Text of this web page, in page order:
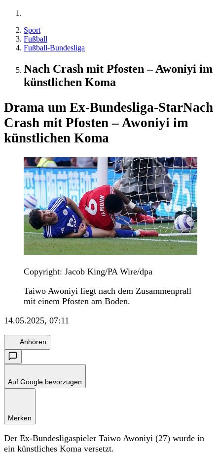
Sport
Fußball
Fußball-Bundesliga
Nach Crash mit Pfosten – Awoniyi im
künstlichen Koma
Drama um Ex-Bundesliga-StarNach
Crash mit Pfosten – Awoniyi im
künstlichen Koma
Copyright: Jacob King/PA Wire/dpa
Taiwo Awoniyi liegt nach dem Zusammenprall
mit einem Pfosten am Boden.
14.05.2025, 07:11
Anhören
Auf Google bevorzugen
Merken
Der Ex-Bundesligaspieler Taiwo Awoniyi (27) wurde in
ein künstliches Koma versetzt.